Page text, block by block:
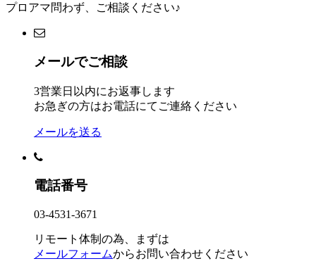
プロアマ問わず、ご相談ください♪
メールでご相談
3営業日以内にお返事します
お急ぎの方はお電話にてご連絡ください
メールを送る
電話番号
03-4531-3671
リモート体制の為、まずは
メールフォームからお問い合わせください